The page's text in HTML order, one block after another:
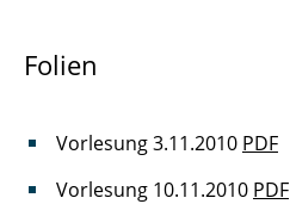
Folien
Vorlesung 3.11.2010 PDF
Vorlesung 10.11.2010 PDF